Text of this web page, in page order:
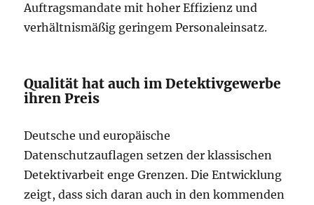
Auftragsmandate mit hoher Effizienz und
verhältnismäßig geringem Personaleinsatz.
Qualität hat auch im Detektivgewerbe
ihren Preis
Deutsche und europäische
Datenschutzauflagen setzen der klassischen
Detektivarbeit enge Grenzen. Die Entwicklung
zeigt, dass sich daran auch in den kommenden